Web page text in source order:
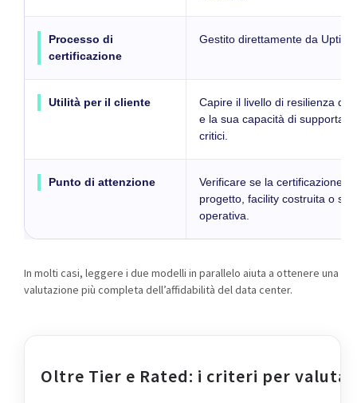
Processo di
certificazione
Gestito direttamente da
Utilità per il cliente
Capire il livello di resilienza
e la sua capacità di
critici.
Punto di attenzione
Verificare se la certificazione
progetto, facility costruita o
operativa.
In molti casi, leggere i due modelli in parallelo aiuta a ottenere una
valutazione più completa dell’affidabilità del data center.
Oltre Tier e Rated: i criteri per